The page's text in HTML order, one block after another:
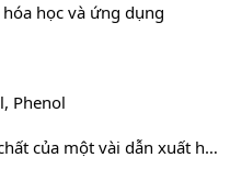
học và ứng dụng
Phenol
Bài 57: Thực hành tính chất của một vài dẫn xuất halogen, ancol và phenol